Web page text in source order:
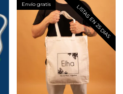
Envío gratis LISTAS EN 25 DIAS